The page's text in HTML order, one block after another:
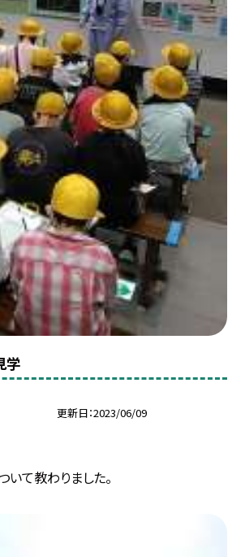
学
更新日 2023/06/09
て教わりました。